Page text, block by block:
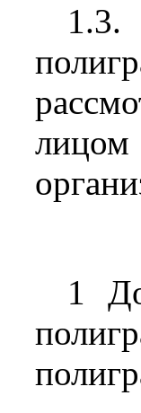
1.3.
1